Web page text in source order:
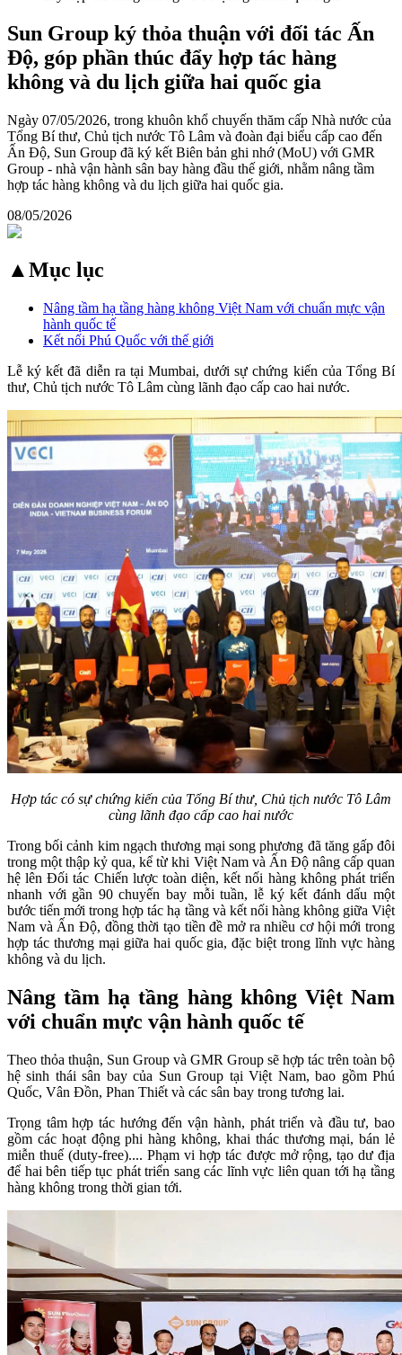
Sun Group ký thỏa thuận với đối tác Ấn
Độ, góp phần thúc đẩy hợp tác hàng
không và du lịch giữa hai quốc gia
Ngày 07/05/2026, trong khuôn khổ chuyến thăm cấp Nhà nước của
Tổng Bí thư, Chủ tịch nước Tô Lâm và đoàn đại biểu cấp cao đến
Ấn Độ, Sun Group đã ký kết Biên bản ghi nhớ (MoU) với GMR
Group - nhà vận hành sân bay hàng đầu thế giới, nhằm nâng tầm
hợp tác hàng không và du lịch giữa hai quốc gia.
08/05/2026
▲Mục lục
Nâng tầm hạ tầng hàng không Việt Nam với chuẩn mực vận
hành quốc tế
Kết nối Phú Quốc với thế giới
Lễ ký kết đã diễn ra tại Mumbai, dưới sự chứng kiến của Tổng Bí
thư, Chủ tịch nước Tô Lâm cùng lãnh đạo cấp cao hai nước.
Hợp tác có sự chứng kiến của Tổng Bí thư, Chủ tịch nước Tô Lâm
cùng lãnh đạo cấp cao hai nước
Trong bối cảnh kim ngạch thương mại song phương đã tăng gấp đôi
trong một thập kỷ qua, kể từ khi Việt Nam và Ấn Độ nâng cấp quan
hệ lên Đối tác Chiến lược toàn diện, kết nối hàng không phát triển
nhanh với gần 90 chuyến bay mỗi tuần, lễ ký kết đánh dấu một
bước tiến mới trong hợp tác hạ tầng và kết nối hàng không giữa Việt
Nam và Ấn Độ, đồng thời tạo tiền đề mở ra nhiều cơ hội mới trong
hợp tác thương mại giữa hai quốc gia, đặc biệt trong lĩnh vực hàng
không và du lịch.
Nâng tầm hạ tầng hàng không Việt Nam
với chuẩn mực vận hành quốc tế
Theo thỏa thuận, Sun Group và GMR Group sẽ hợp tác trên toàn bộ
hệ sinh thái sân bay của Sun Group tại Việt Nam, bao gồm Phú
Quốc, Vân Đồn, Phan Thiết và các sân bay trong tương lai.
Trọng tâm hợp tác hướng đến vận hành, phát triển và đầu tư, bao
gồm các hoạt động phi hàng không, khai thác thương mại, bán lẻ
miễn thuế (duty-free).... Phạm vi hợp tác được mở rộng, tạo dư địa
để hai bên tiếp tục phát triển sang các lĩnh vực liên quan tới hạ tầng
hàng không trong thời gian tới.